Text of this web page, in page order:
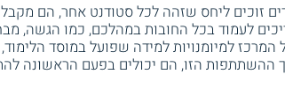
זוכים ליחס שזהה לכל סטודנט אחר, הם
לעמוד בכל החובות במהלכם, כמו הגשה,
המרכז למיומנויות למידה שפועל במוסד
ההשתתפות הזו, הם יכולים בפעם הראשונה